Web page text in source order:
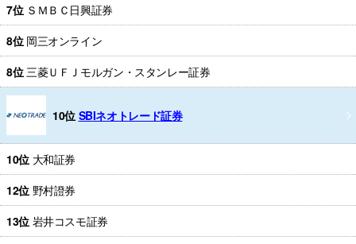
7位 ＳＭＢＣ日興証券
8位 岡三オンライン
8位 三菱ＵＦＪモルガン・スタンレー証券
10位 SBIネオトレード証券
10位 大和証券
12位 野村證券
13位 岩井コスモ証券